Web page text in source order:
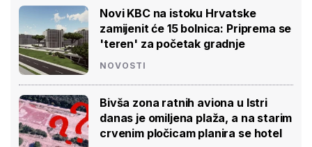
Novi KBC na istoku Hrvatske
zamijenit će 15 bolnica: Priprema se
'teren' za početak gradnje
NOVOSTI
Bivša zona ratnih aviona u Istri
danas je omiljena plaža, a na starim
crvenim pločicam planira se hotel